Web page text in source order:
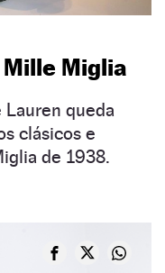
Miglia
queda
clásicos e
de 1938.